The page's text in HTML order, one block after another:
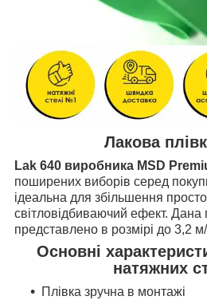
Лакова
Lak 640 виробника MSD
поширених виборів серед
ідеальна для збільшення
світловідбиваючий ефект. Дана
представлено в розмірі до 3,2
Основні
натяжних
Плівка зручна в монтажі